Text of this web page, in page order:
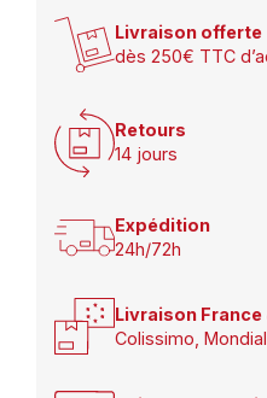
Livraison offerte
dès 250€ TTC
Retours
14 jours
Expédition
24h/72h
Livraison France
Colissimo,